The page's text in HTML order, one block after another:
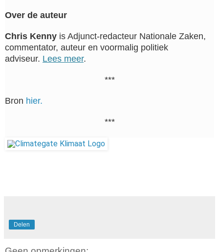
Over de auteur
Chris Kenny is Adjunct-redacteur Nationale Zaken,
commentator, auteur en voormalig politiek
adviseur. Lees meer.
***
Bron hier.
***
Delen